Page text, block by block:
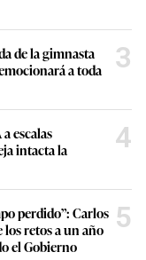
de la gimnasta
a toda
3
escalas
intacta la
4
perdido”: Carlos
los retos a un año
el Gobierno
5